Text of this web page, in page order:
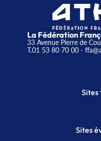
La Fédération
33 Avenue Pierre de
T.01 53 80 70 00-
Sites
Sites